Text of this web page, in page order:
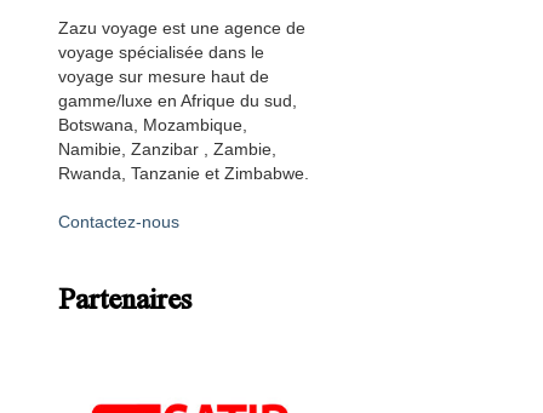
Zazu voyage est une agence de
voyage spécialisée dans le
voyage sur mesure haut de
gamme/luxe en Afrique du sud,
Botswana, Mozambique,
Namibie, Zanzibar , Zambie,
Rwanda, Tanzanie et Zimbabwe.
Contactez-nous
Partenaires